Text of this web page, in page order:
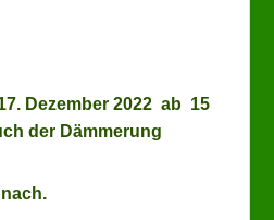
Dezember 2022 ab 15
der Dämmerung